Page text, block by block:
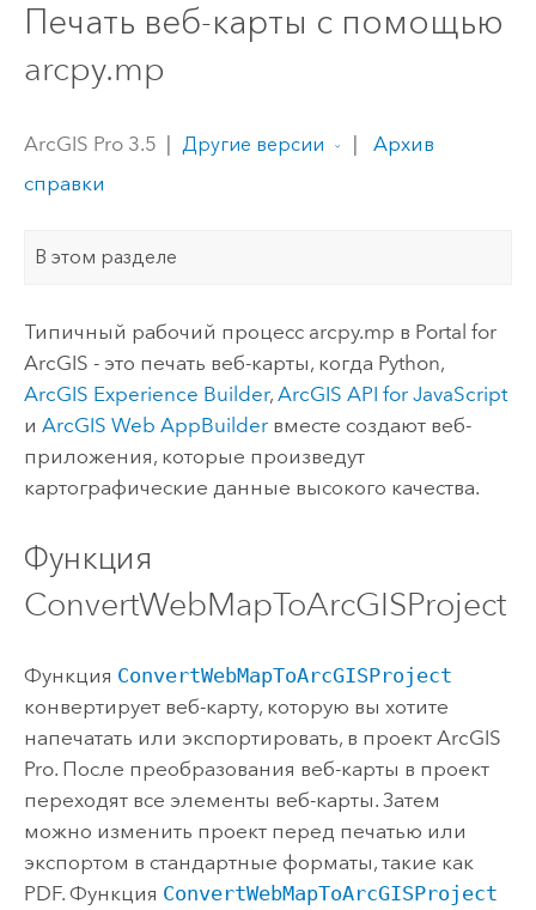
Печать веб-карты с помощью
arcpy.mp
ArcGIS Pro 3.5 Другие версии
Архив
справки
В этом разделе
Типичный рабочий процесс arcpy.mp в Portal for
ArcGIS - это печать веб-карты, когда Python,
ArcGIS Experience Builder, ArcGIS API for JavaScript
и ArcGIS Web AppBuilderвместе создают веб-
приложения, которые произведут
картографические данные высокого качества.
Функция
ConvertWebMapToArcGISProject
Функция ConvertWebMapToArcGISProject
конвертирует веб-карту, которую вы хотите
напечатать или экспортировать, в проект ArcGIS
Pro. После преобразования веб-карты в проект
переходят все элементы веб-карты. Затем
можно изменить проект перед печатью или
экспортом в стандартные форматы, такие как
PDF. Функция ConvertWebMapToArcGISProject